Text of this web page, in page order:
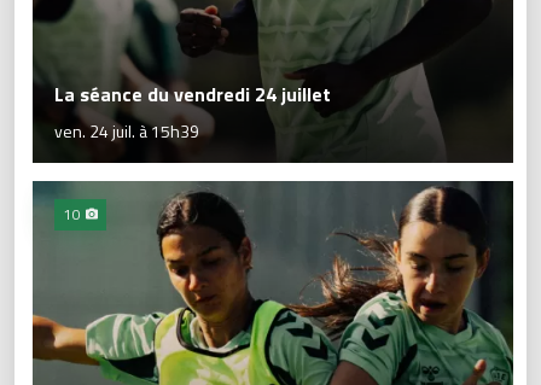
La séance du vendredi 24 juillet
ven. 24 juil. à 15h39
10